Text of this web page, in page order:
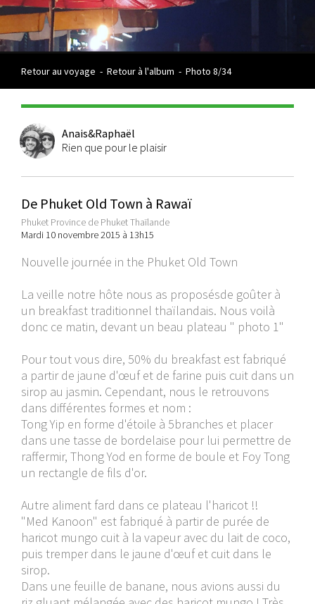
Retour au voyage - Retour à l'album - Photo 8/34
Anais&Raphaël
Rien que pour le plaisir
De Phuket Old Town à Rawaï
Phuket Province de Phuket Thaïlande
Mardi 10 novembre 2015 à 13h15
Nouvelle journée in the Phuket Old Town
La veille notre hôte nous as proposésde goûter à
un breakfast traditionnel thaïlandais. Nous voilà
donc ce matin, devant un beau plateau " photo 1"
Pour tout vous dire, 50% du breakfast est fabriqué
a partir de jaune d'œuf et de farine puis cuit dans un
sirop au jasmin. Cependant, nous le retrouvons
dans différentes formes et nom :
Tong Yip en forme d'étoile à 5branches et placer
dans une tasse de bordelaise pour lui permettre de
raffermir, Thong Yod en forme de boule et Foy Tong
un rectangle de fils d'or.
Autre aliment fard dans ce plateau l'haricot !!
"Med Kanoon" est fabriqué à partir de purée de
haricot mungo cuit à la vapeur avec du lait de coco,
puis tremper dans le jaune d'œuf et cuit dans le
sirop.
Dans une feuille de banane, nous avions aussi du